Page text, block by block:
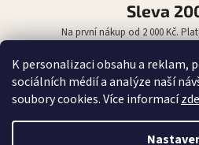
K personalizaci obsahu a reklam,
sociálních médií a analýze naší
soubory cookies. Více informacízde
Přijímáme online platby
Sleva
Na první nákup od 2 000 Kč.
CHCI SLEVU